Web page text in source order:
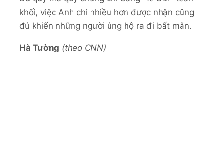
khối, việc Anh chi nhiều hơn được nhận cũng
đủ khiến những người ủng hộ ra đi bất mãn.
Hà Tường (theo CNN)